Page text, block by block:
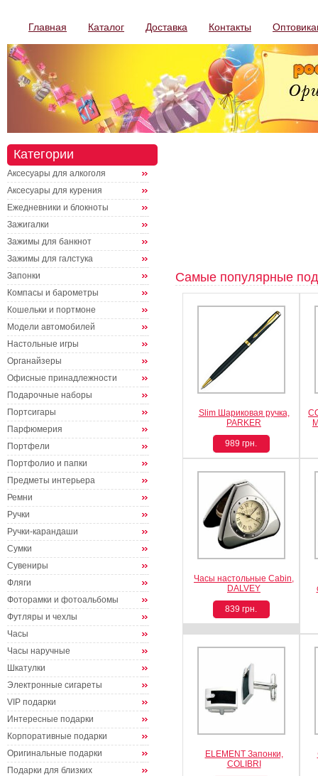
Главная Каталог Доставка Контакты
Категории
Аксесуары для алкоголя
Аксесуары для курения
Ежедневники и блокноты
Зажигалки
Зажимы для банкнот
Зажимы для галстука
Запонки
Компасы и барометры
Кошельки и портмоне
Модели автомобилей
Настольные игры
Органайзеры
Офисные принадлежности
Подарочные наборы
Портсигары
Парфюмерия
Портфели
Портфолио и папки
Предметы интерьера
Ремни
Ручки
Ручки-карандаши
Сумки
Сувениры
Фляги
Фоторамки и фотоальбомы
Футляры и чехлы
Часы
Часы наручные
Шкатулки
Электронные сигареты
VIP подарки
Интересные подарки
Корпоративные подарки
Оригинальные подарки
Подарки для близких
Самые популярные
Slim Шариковая ручка,
PARKER
989 грн.
Часы настольные Cabin,
DALVEY
839 грн.
ELEMENT Запонки,
COLIBRI